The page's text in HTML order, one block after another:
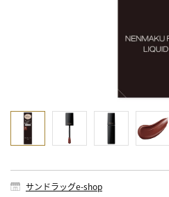
サンドラッグe-shop